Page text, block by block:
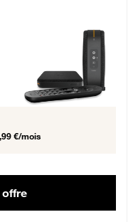
€ par mois, Engagement 12 mois
€/mois